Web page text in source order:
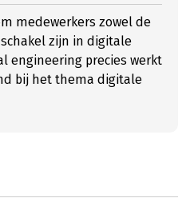
medewerkers zowel de
zijn in digitale
engineering precies werkt
bij het thema digitale